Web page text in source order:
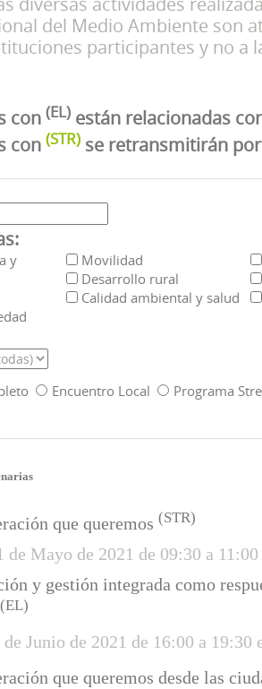
del Medio Ambiente son
participantes y no a
con (EL) están relacionadas
con (STR) se retransmitirán
y
Movilidad
Desarrollo rural
Calidad ambiental y salud
Encuentro Local Programa
que queremos (STR)
de Mayo de 2021 de 09:30 a
y gestión integrada como
(EL)
de Junio de 2021 de 16:00 a 19:30
que queremos desde las